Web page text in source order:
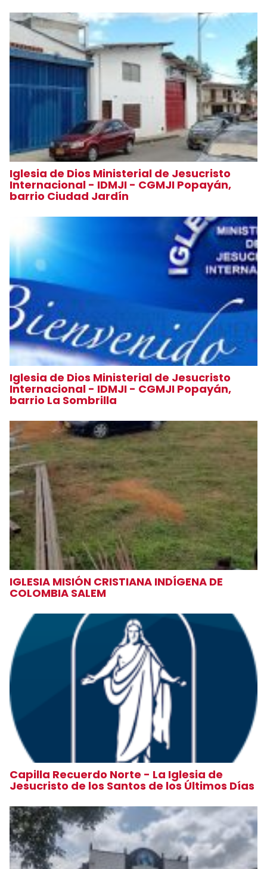
Iglesia de Dios Ministerial de Jesucristo
Internacional - IDMJI - CGMJI Popayán,
barrio Ciudad Jardín
Iglesia de Dios Ministerial de Jesucristo
Internacional - IDMJI - CGMJI Popayán,
barrio La Sombrilla
IGLESIA MISIÓN CRISTIANA INDÍGENA DE
COLOMBIA SALEM
Capilla Recuerdo Norte - La Iglesia de
Jesucristo de los Santos de los Últimos Días